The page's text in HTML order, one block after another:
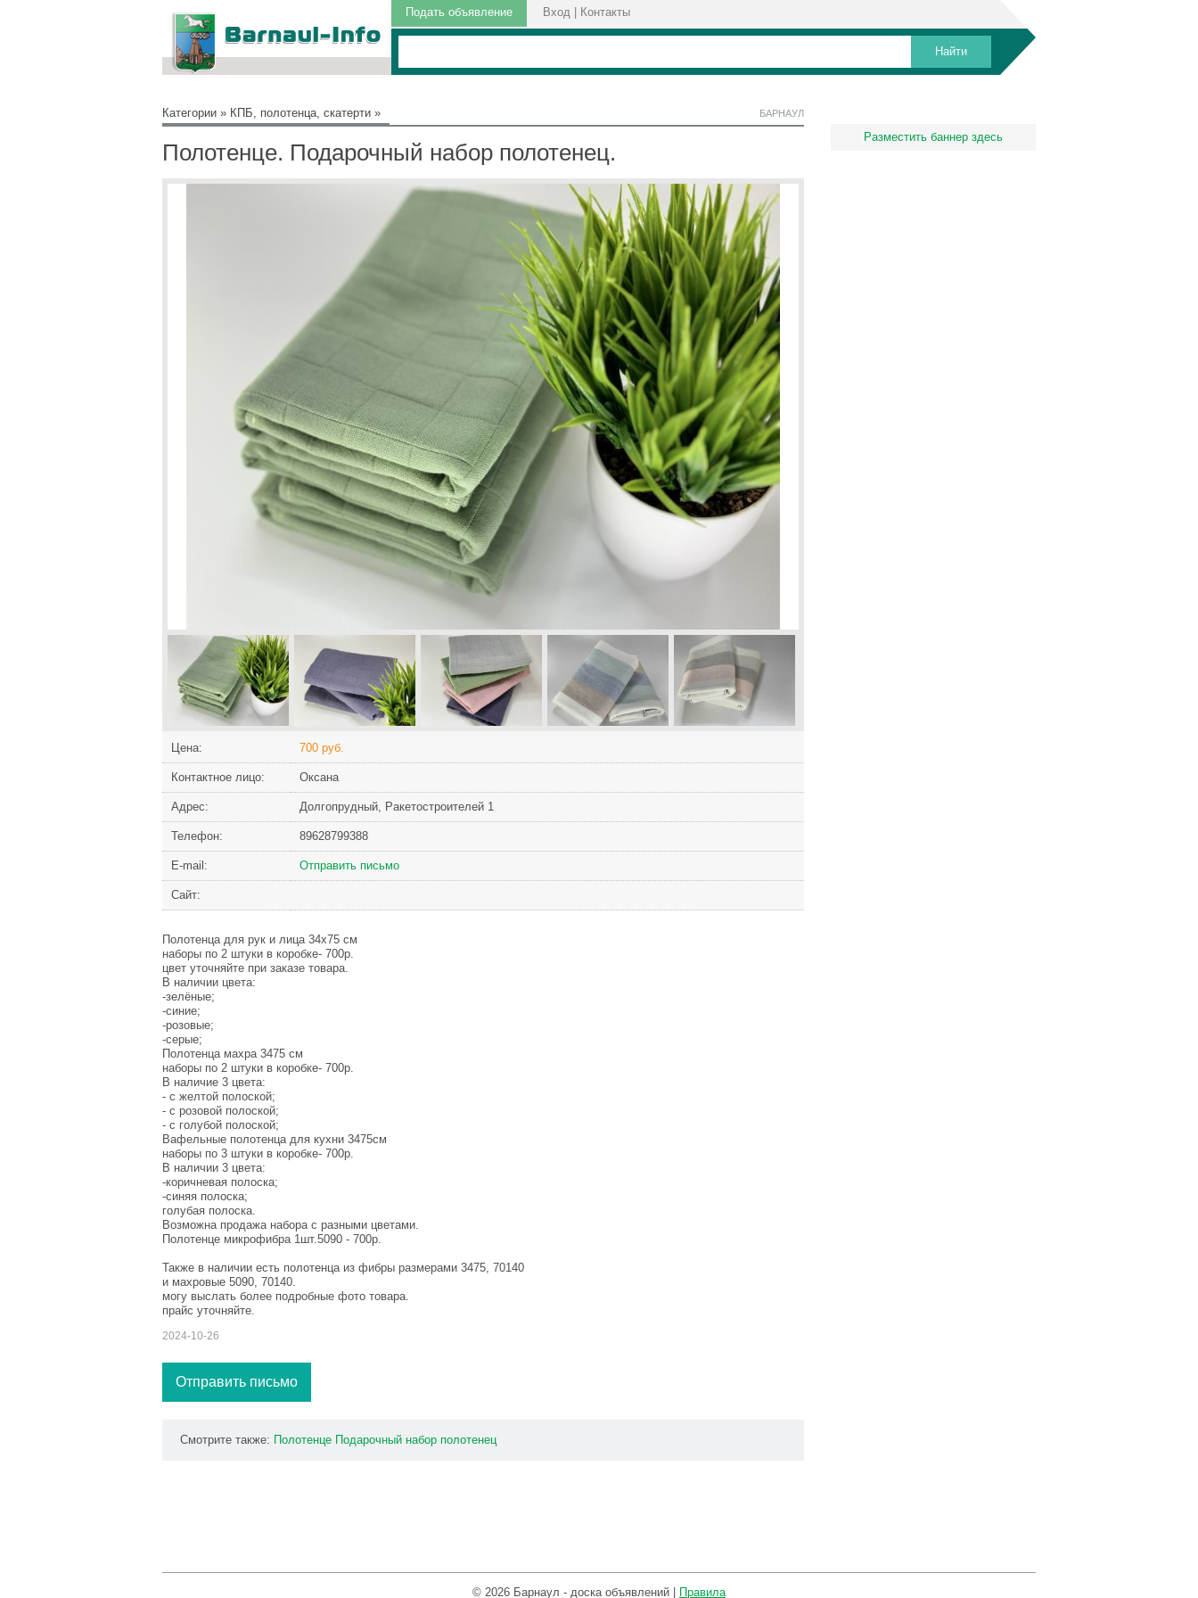
Подать объявление Вход Контакты
Категории » КПБ, полотенца, скатерти » БАРНАУЛ
Полотенце. Подарочный набор полотенец.
Цена: 700 руб.
Контактное лицо: Оксана
Адрес: Долгопрудный, Ракетостроителей 1
Телефон: 89628799388
Е-mail: Отправить письмо
Сайт:
Полотенца для рук и лица 34х75 см
наборы по 2 штуки в коробке- 700р.
цвет уточняйте при заказе товара.
В наличии цвета:
-зелёные;
-синие;
-розовые;
-серые;
Полотенца махра 3475 см
наборы по 2 штуки в коробке- 700р.
В наличие 3 цвета:
- с желтой полоской;
- с розовой полоской;
- с голубой полоской;
Вафельные полотенца для кухни 3475см
наборы по 3 штуки в коробке- 700р.
В наличии 3 цвета:
-коричневая полоска;
-синяя полоска;
голубая полоска.
Возможна продажа набора с разными цветами.
Полотенце микрофибра 1шт.5090 - 700р.
Также в наличии есть полотенца из фибры размерами 3475, 70140
и махровые 5090, 70140.
могу выслать более подробные фото товара.
прайс уточняйте.
2024-10-26
Отправить письмо
Смотрите также: Полотенце Подарочный набор полотенец
Разместить баннер здесь
© 2026 Барнаул - доска объявлений | Правила